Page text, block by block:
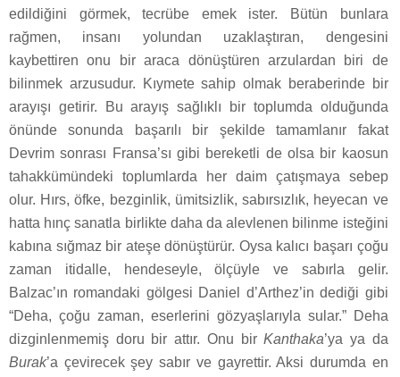
edildiğini görmek, tecrübe emek ister. Bütün bunlara
rağmen, insanı yolundan uzaklaştıran, dengesini
kaybettiren onu bir araca dönüştüren arzulardan biri de
bilinmek arzusudur. Kıymete sahip olmak beraberinde bir
arayışı getirir. Bu arayış sağlıklı bir toplumda olduğunda
önünde sonunda başarılı bir şekilde tamamlanır fakat
Devrim sonrası Fransa’sı gibi bereketli de olsa bir kaosun
tahakkümündeki toplumlarda her daim çatışmaya sebep
olur. Hırs, öfke, bezginlik, ümitsizlik, sabırsızlık, heyecan ve
hatta hınç sanatla birlikte daha da alevlenen bilinme isteğini
kabına sığmaz bir ateşe dönüştürür. Oysa kalıcı başarı çoğu
zaman itidalle, hendeseyle, ölçüyle ve sabırla gelir.
Balzac’ın romandaki gölgesi Daniel d’Arthez’in dediği gibi
“Deha, çoğu zaman, eserlerini gözyaşlarıyla sular.” Deha
dizginlenmemiş doru bir attır. Onu birKanthaka’ya ya da
Burak’a çevirecek şey sabır ve gayrettir. Aksi durumda en